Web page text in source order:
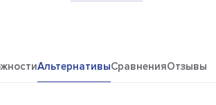
АльтернативыСравненияОтзывы